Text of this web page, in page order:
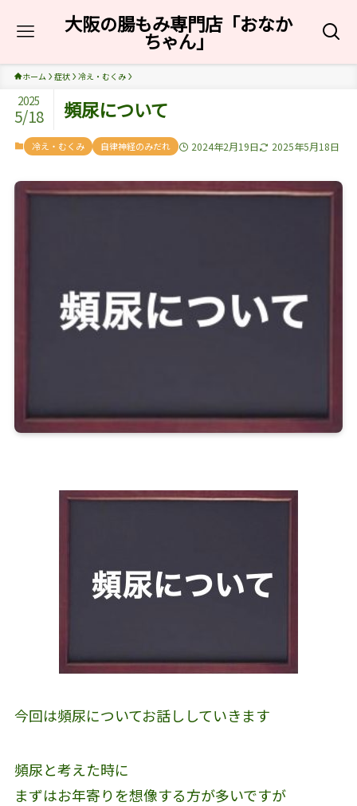
大阪の腸もみ専門店「おなか
ちゃん」
ホーム 症状 冷え・むくみ
頻尿について
2025
5/18
冷え・むくみ 自律神経のみだれ 2024年2月19日 2025年5月18日
今回は頻尿についてお話ししていきます
頻尿と考えた時に
まずはお年寄りを想像する方が多いですが